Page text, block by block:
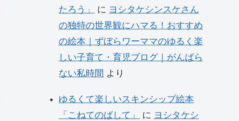
たろう」
に ヨシタケシンスケさん
の独特の世界観にハマる！おすすめ
の絵本｜ずぼらワーママのゆるく楽
しい子育て・育児ブログ｜がんばら
ない私時間 より
ゆるくて楽しいスキンシップ絵本
「こねてのばして」
に ヨシタケシ